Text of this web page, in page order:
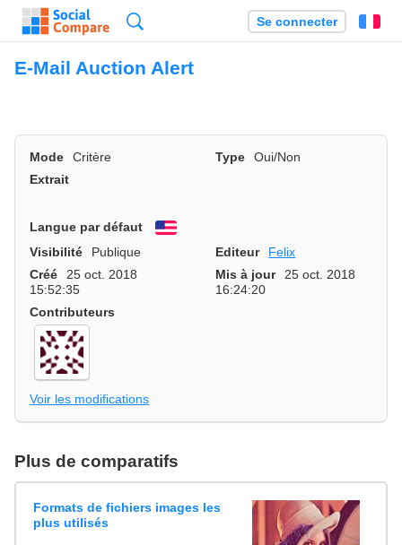
Se connecter
E-Mail Auction Alert
Mode Critère Type
Oui/Non
Extrait
Langue par défaut
English
Visibilité
Publique Editeur
Felix
Créé
25 oct. 2018
15:52:35
Mis à jour
25 oct. 2018
16:24:20
Contributeurs
Voir les modifications
Plus de comparatifs
Formats de fichiers images les
plus utilisés